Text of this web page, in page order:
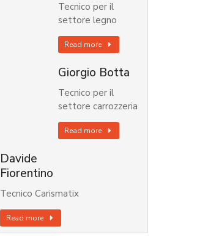
Tecnico per il
settore legno
Read more
Giorgio Botta
Tecnico per il
settore carrozzeria
Read more
Davide
Fiorentino
Tecnico Carismatix
Read more